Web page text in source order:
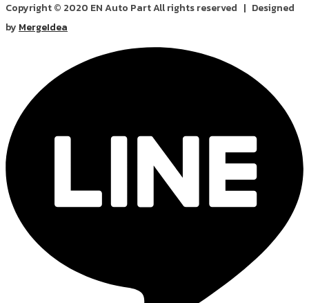
Copyright © 2020 EN Auto Part All rights reserved | Designed
byMergeIdea